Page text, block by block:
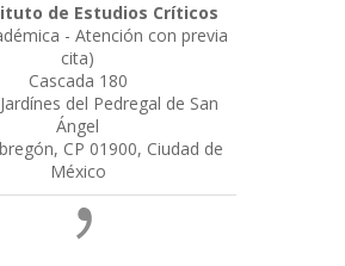
de Estudios Críticos
- Atención con previa
cita)
Cascada 180
del Pedregal de San
Ángel
CP 01900, Ciudad de
México